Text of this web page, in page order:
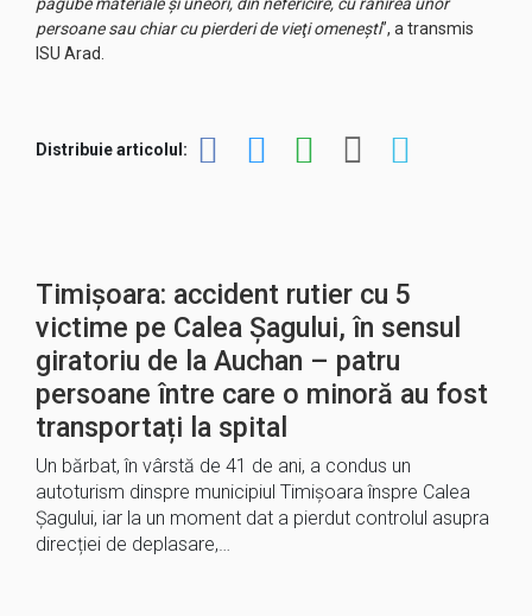
persoane sau chiar cu pierderi de vieţi omeneşti”, a transmis
ISU Arad.
Distribuie articolul:
Timișoara: accident rutier cu 5
victime pe Calea Șagului, în sensul
giratoriu de la Auchan – patru
persoane între care o minoră au fost
transportați la spital
Un bărbat, în vârstă de 41 de ani, a condus un
autoturism dinspre municipiul Timișoara înspre Calea
Șagului, iar la un moment dat a pierdut controlul asupra
direcției de deplasare,…